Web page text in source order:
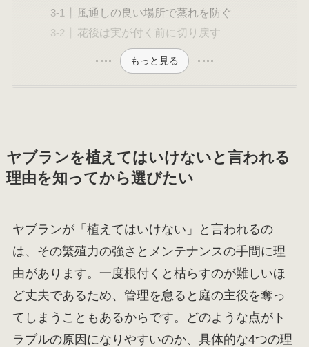
風通しの良い場所で蒸れを防ぐ
花後は実が付く前に切り戻す
もっと見る
ヤブランを植えてはいけないと言われる
理由を知ってから選びたい
ヤブランが「植えてはいけない」と言われるの
は、その繁殖力の強さとメンテナンスの手間に理
由があります。一度根付くと枯らすのが難しいほ
ど丈夫であるため、管理を怠ると庭の主役を奪っ
てしまうこともあるからです。どのような点がト
ラブルの原因になりやすいのか、具体的な4つの理